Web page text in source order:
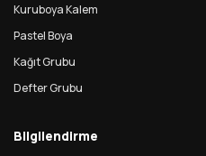
Kuruboya Kalem
Pastel Boya
Kağıt Grubu
Defter Grubu
Bilgilendirme